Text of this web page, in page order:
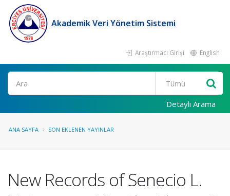
Akademik Veri Yönetim Sistemi
Araştırmacı Girişi English
Ara
Detaylı Arama
ANA SAYFA SON EKLENEN YAYINLAR
New Records of Senecio L.